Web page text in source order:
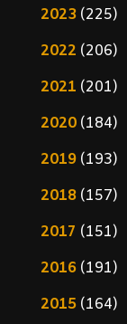
2023(225)
2022 (206)
2021 (201)
2020(184)
2019(193)
2018(157)
2017 (151)
2016(191)
2015(164)